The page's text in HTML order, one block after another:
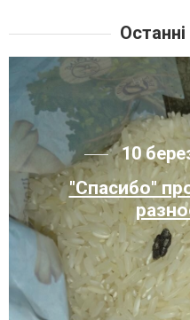
10
"Спасибо"